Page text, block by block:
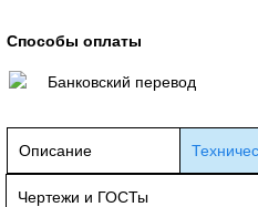
Способы оплаты
Банковский перевод
Описание
Чертежи и ГОСТы